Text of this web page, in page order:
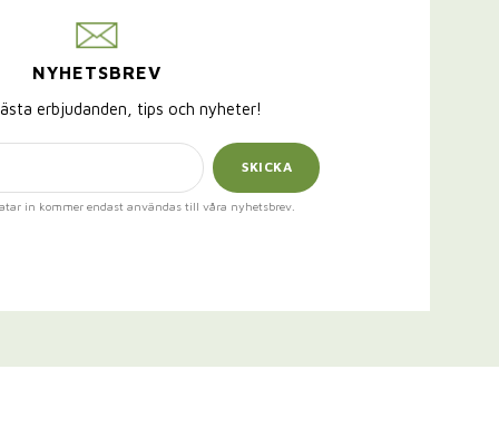
NYHETSBREV
erbjudanden, tips och nyheter!
SKICKA
in kommer endast användas till våra nyhetsbrev.